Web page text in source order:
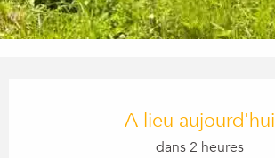
A lieu aujourd'hui
dans 2 heures